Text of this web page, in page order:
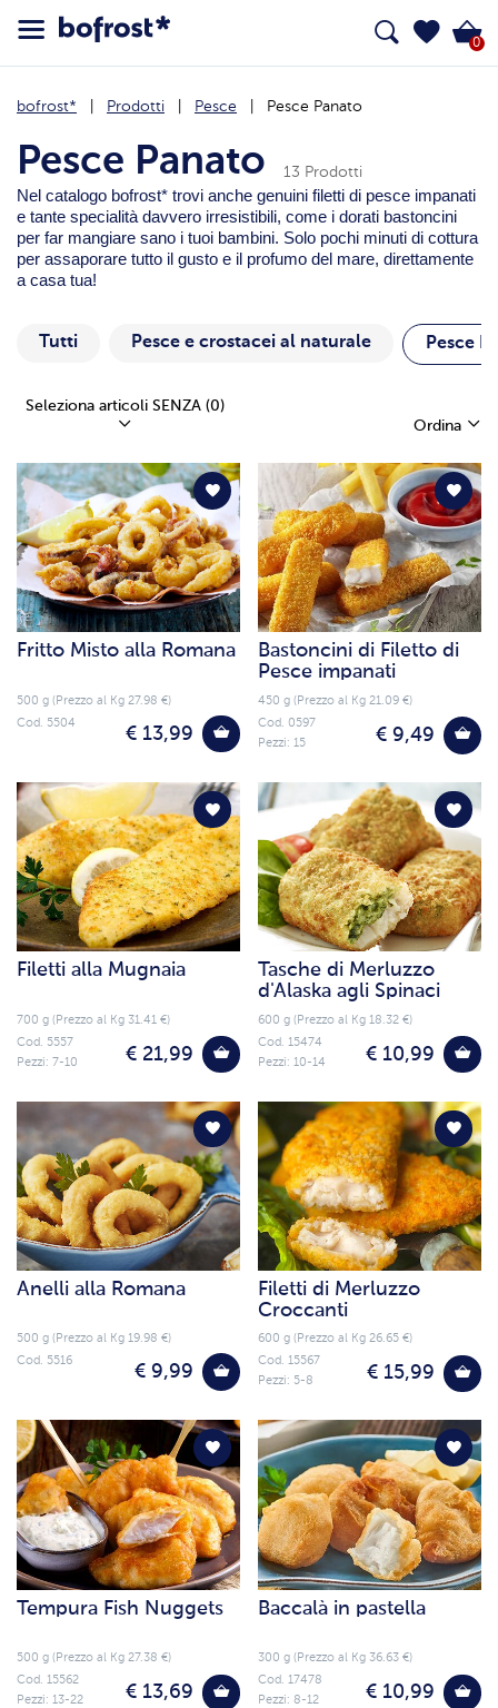
0
bofrost* Prodotti Pesce Pesce Panato
Pesce Panato 13 Prodotti
Nel catalogo bofrost* trovi anche genuini filetti di pesce impanati
e tante specialità davvero irresistibili, come i dorati bastoncini
per far mangiare sano i tuoi bambini. Solo pochi minuti di cottura
per assaporare tutto il gusto e il profumo del mare, direttamente
a casa tua!
Tutti Pesce e crostacei al naturale Pesce
Seleziona articoli SENZA (0)
Ordina
Fritto Misto alla Romana
500 g (Prezzo al Kg 27.98 €)
€ 13,99
Cod. 5504
Bastoncini di Filetto di
Pesce impanati
450 g (Prezzo al Kg 21.09 €)
€ 9,49
Cod. 0597
Pezzi: 15
Filetti alla Mugnaia
700 g (Prezzo al Kg 31.41 €)
€ 21,99
Cod. 5557
Pezzi: 7-10
Tasche di Merluzzo
d'Alaska agli Spinaci
600 g (Prezzo al Kg 18.32 €)
€ 10,99
Cod. 15474
Pezzi: 10-14
Anelli alla Romana
500 g (Prezzo al Kg 19.98 €)
€ 9,99
Cod. 5516
Filetti di Merluzzo
Croccanti
600 g (Prezzo al Kg 26.65 €)
€ 15,99
Cod. 15567
Pezzi: 5-8
Tempura Fish Nuggets
500 g (Prezzo al Kg 27.38 €)
€ 13,69
Cod. 15562
Pezzi: 13-22
Baccalà in pastella
300 g (Prezzo al Kg 36.63 €)
€ 10,99
Cod. 17478
Pezzi: 8-12